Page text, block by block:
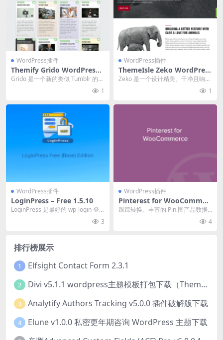
WordPress插件
Themify Grido WordPress
Theme v7.0.2 主题下载
Grido 是一个新的类似 Tumblr 的主
1
WordPress插件
ThemeIsle Zeko WordPress
Theme 1.2.2
Zeko 是一个设计精美、干净且响应
1
WordPress插件
LoginPress – Free 1.5.10
LoginPress 是最好的 wp-login 登
3
WordPress插件
Pinterest for WooCommer
ce 2.4.2
跟踪转换、丰富的 Pin 图产品数据
4
排行榜展示
1 Elfsight Contact Form 2.3.1
2 Divi v5.1.1 wordpress主题模板打包下载（Theme + Builder+ Extra Theme + Templates + Layouts + PSD）
3 Analytify Authors Tracking v5.0.0 插件破解版下载
4 Elune v1.0.0 私密更年期咨询 WordPress 主题下载